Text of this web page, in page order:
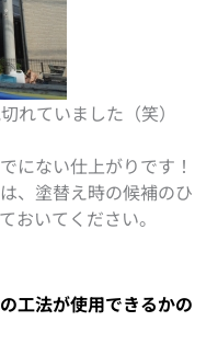
れていました（笑）
にない仕上がりです！
、塗替え時の候補のひ
おいてください。
工法が使用できるかの